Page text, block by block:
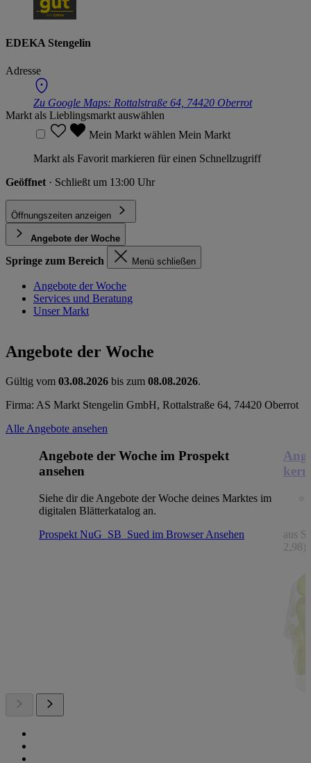
EDEKA Stengelin
Adresse
Zu Google Maps: Rottalstraße 64, 74420 Oberrot
Markt als Lieblingsmarkt auswählen
Mein Markt wählen Mein Markt
Markt als Favorit markieren für einen Schnellzugriff
Geöffnet · Schließt um 13:00 Uhr
Öffnungszeiten anzeigen
Angebote der Woche
Springe zum Bereich Menü schließen
Angebote der Woche
Services und Beratung
Unser Markt
Angebote der Woche
Gültig vom 03.08.2026 bis zum 08.08.2026.
Firma: AS Markt Stengelin GmbH, Rottalstraße 64, 74420 Oberrot
Alle Angebote ansehen
Angebote der Woche im Prospekt
ansehen
Siehe dir die Angebote der Woche deines Marktes im
digitalen Blätterkatalog an.
Prospekt NuG_SB_Sued im BrowserAnsehen
aus
2,98)